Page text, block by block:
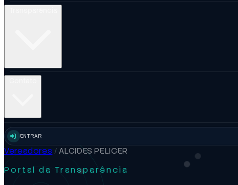
ENTRAR
Vereadores / ALCIDES PELICER
Portal da Transparência